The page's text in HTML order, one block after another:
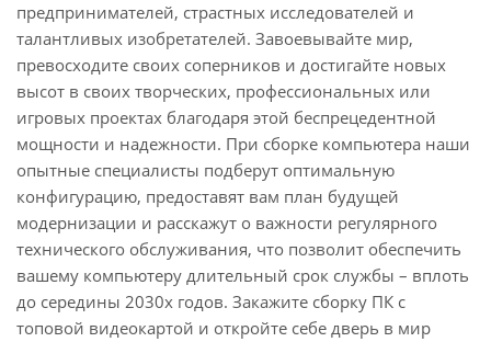
предпринимателей, страстных исследователей и
талантливых изобретателей. Завоевывайте мир,
превосходите своих соперников и достигайте новых
высот в своих творческих, профессиональных или
игровых проектах благодаря этой беспрецедентной
мощности и надежности. При сборке компьютера наши
опытные специалисты подберут оптимальную
конфигурацию, предоставят вам план будущей
модернизации и расскажут о важности регулярного
технического обслуживания, что позволит обеспечить
вашему компьютеру длительный срок службы – вплоть
до середины 2030х годов. Закажите сборку ПК с
топовой видеокартой и откройте себе дверь в мир